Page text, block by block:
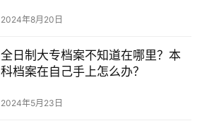
2024年8月20日
全日制大专档案不知道在哪里？本
科档案在自己手上怎么办？
2024年5月23日